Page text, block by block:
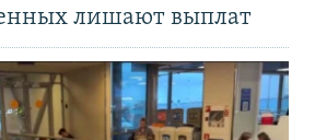
лишают выплат